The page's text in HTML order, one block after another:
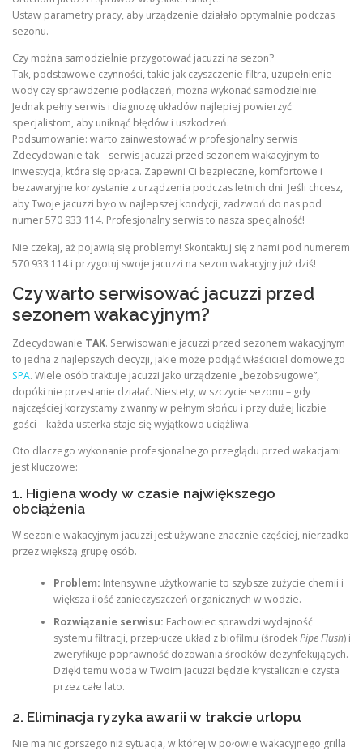
Ustaw parametry pracy, aby urządzenie działało optymalnie podczas
sezonu.
Czy można samodzielnie przygotować jacuzzi na sezon?
Tak, podstawowe czynności, takie jak czyszczenie filtra, uzupełnienie
wody czy sprawdzenie podłączeń, można wykonać samodzielnie.
Jednak pełny serwis i diagnozę układów najlepiej powierzyć
specjalistom, aby uniknąć błędów i uszkodzeń.
Podsumowanie: warto zainwestować w profesjonalny serwis
Zdecydowanie tak – serwis jacuzzi przed sezonem wakacyjnym to
inwestycja, która się opłaca. Zapewni Ci bezpieczne, komfortowe i
bezawaryjne korzystanie z urządzenia podczas letnich dni. Jeśli chcesz,
aby Twoje jacuzzi było w najlepszej kondycji, zadzwoń do nas pod
numer 570 933 114. Profesjonalny serwis to nasza specjalność!
Nie czekaj, aż pojawią się problemy! Skontaktuj się z nami pod numerem
570 933 114 i przygotuj swoje jacuzzi na sezon wakacyjny już dziś!
Czy warto serwisować jacuzzi przed
sezonem wakacyjnym?
Zdecydowanie TAK. Serwisowanie jacuzzi przed sezonem wakacyjnym
to jedna z najlepszych decyzji, jakie może podjąć właściciel domowego
SPA. Wiele osób traktuje jacuzzi jako urządzenie „bezobsługowe”,
dopóki nie przestanie działać. Niestety, w szczycie sezonu – gdy
najczęściej korzystamy z wanny w pełnym słońcu i przy dużej liczbie
gości – każda usterka staje się wyjątkowo uciążliwa.
Oto dlaczego wykonanie profesjonalnego przeglądu przed wakacjami
jest kluczowe:
1. Higiena wody w czasie największego
obciążenia
W sezonie wakacyjnym jacuzzi jest używane znacznie częściej, nierzadko
przez większą grupę osób.
Problem: Intensywne użytkowanie to szybsze zużycie chemii i
większa ilość zanieczyszczeń organicznych w wodzie.
Rozwiązanie serwisu: Fachowiec sprawdzi wydajność
systemu filtracji, przepłucze układ z biofilmu (środekPipe Flush) i
zweryfikuje poprawność dozowania środków dezynfekujących.
Dzięki temu woda w Twoim jacuzzi będzie krystalicznie czysta
przez całe lato.
2. Eliminacja ryzyka awarii w trakcie urlopu
Nie ma nic gorszego niż sytuacja, w której w połowie wakacyjnego grilla